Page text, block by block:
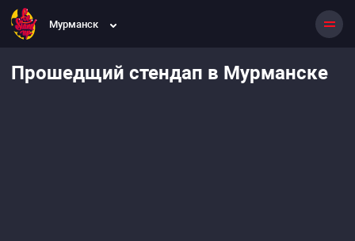
Мурманск
Прошедщий стендап в Мурманске